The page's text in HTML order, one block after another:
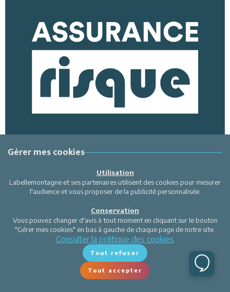
Gérer mes cookies
Utilisation
Labellemontagne et ses partenaires utilisent des cookies pour mesurer
l'audience et vous proposer de la publicité personnalisée.
Conservation
Vous pouvez changer d'avis à tout moment en cliquant sur le bouton
"Gérer mes cookies" en bas à gauche de chaque page de notre site.
Consulter la politique des cookies
Tout refuser
Tout accepter